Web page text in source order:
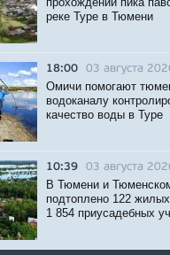
реке Туре в Тюмени
18:00 03 августа
Омичи помогают
водоканалу
качество воды в Туре
10:39 03 августа
В Тюмени и
подтоплено 122
1 854 приусадебных